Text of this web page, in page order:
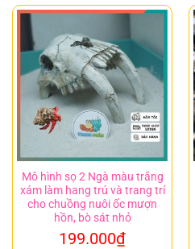
Mô hình sọ 2 Ngà màu trắng
xám làm hang trú và trang trí
cho chuồng nuôi ốc mượn
hồn, bò sát nhỏ
199.000₫